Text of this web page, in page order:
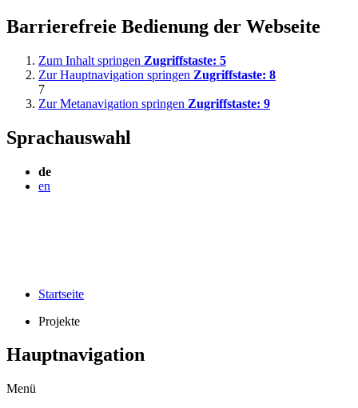
Barrierefreie Bedienung der Webseite
Zum Inhalt springen Zugriffstaste: 5
Zur Hauptnavigation springen Zugriffstaste: 8
7
Zur Metanavigation springen Zugriffstaste: 9
Sprachauswahl
de
en
Startseite
Projekte
Hauptnavigation
Menü